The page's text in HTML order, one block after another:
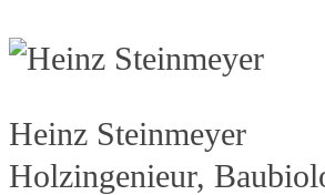
Heinz Steinmeyer
Holzingenieur,